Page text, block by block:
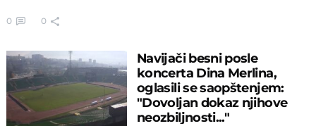
0 0
Navijači besni posle
koncerta Dina Merlina,
oglasili se saopštenjem:
"Dovoljan dokaz njihove
neozbiljnosti..."